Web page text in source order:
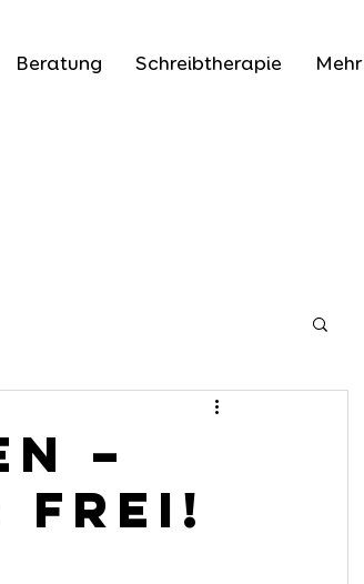
Beratung Schreibtherapie Mehr
–
frei!